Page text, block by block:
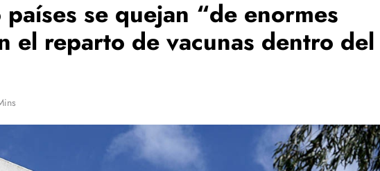
se quejan “de enormes
el reparto de vacunas dentro del